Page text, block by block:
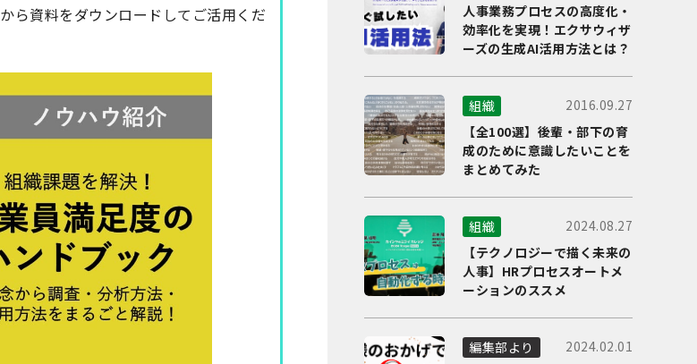
から資料をダウンロードしてご活用くだ
人事業務プロセスの高度化・
効率化を実現！エクサウィザ
ーズの生成AI活用方法とは？
組織
2016.09.27
【全100選】後輩・部下の育
成のために意識したいことを
まとめてみた
組織
2024.08.27
【テクノロジーで描く未来の
人事】HRプロセスオートメ
ーションのススメ
編集部より
2024.02.01